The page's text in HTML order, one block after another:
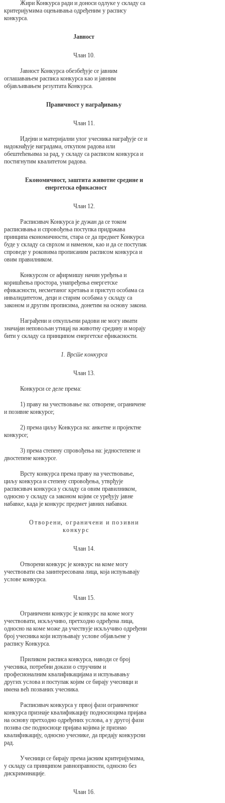
Жири Конкурса ради и доноси одлуке у складу са
критеријумима оцењивања одређеним у распису
конкурса.
Јавност
Члан 10.
Јавност Конкурса обезбеђује се јавним
оглашавањем расписа конкурса као и јавним
објављивањем резултата Конкурса.
Правичност у награђивању
Члан 11.
Идејни и материјални улог учесника награђује се и
надокнађује наградама, откупом радова или
обештећењима за рад, у складу са расписом конкурса и
постигнутим квалитетом радова.
Економичност, заштита животне средине и
енергетска ефикасност
Члан 12.
Расписивач Конкурса је дужан да се током
расписивања и спровођења поступка придржава
принципа економичности, стара се да предмет Конкурса
буде у складу са сврхом и наменом, као и да се поступак
спроведе у роковима прописаним расписом конкурса и
овим правилником.
Конкурсом се афирмишу начин уређења и
коришћења простора, унапређења енергетске
ефикасности, несметаног кретања и приступ особама са
инвалидитетом, деци и старим особама у складу са
законом и другим прописима, донетим на основу закона.
Награђени и откупљени радови не могу имати
значајан неповољан утицај на животну средину и морају
бити у складу са принципом енергетске ефикасности.
1. Врсте конкурса
Члан 13.
Конкурси се деле према:
1) праву на учествовање на: отворене, ограничене
и позивне конкурсе;
2) према циљу Конкурса на: анкетне и пројектне
конкурсе;
3) према степену спровођења на: једностепене и
двостепене конкурсе.
Врсту конкурса према праву на учествовање,
циљу конкурса и степену спровођења, утврђује
расписивач конкурса у складу са овим правилником,
односно у складу са законом којим се уређују јавне
набавке, када је конкурс предмет јавних набавки.
Отворени, ограничени и позивни
конкурс
Члан 14.
Отворени конкурс је конкурс на коме могу
учествовати сва заинтересована лица, која испуњавају
услове конкурса.
Члан 15.
Ограничени конкурс је конкурс на коме могу
учествовати, искључиво, претходно одређена лица,
односно на коме може да учествује искључиво одређени
број учесника који испуњавају услове објављене у
распису Конкурса.
Приликом расписа конкурса, наводи се број
учесника, потребни докази о стручним и
професионалним квалификацијама и испуњавању
других услова и поступак којим се бирају учесници и
имена већ позваних учесника.
Расписивач конкурса у првој фази ограниченог
конкурса признаје квалификацију подносиоцима пријава
на основу претходно одређених услова, а у другој фази
позива све подносиоце пријава којима је признао
квалификацију, односно учеснике, да предају конкурсни
рад.
Учесници се бирају према јасним критеријумима,
у складу са принципом равноправности, односно без
дискриминације.
Члан 16.